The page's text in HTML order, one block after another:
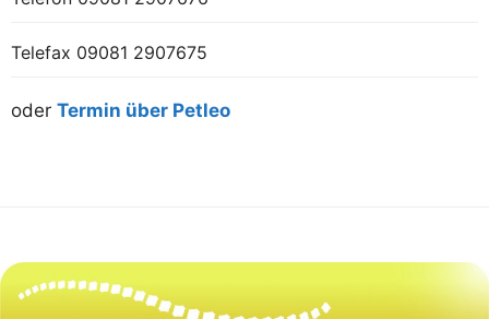
Telefax 09081 2907675
oder Termin über Petleo